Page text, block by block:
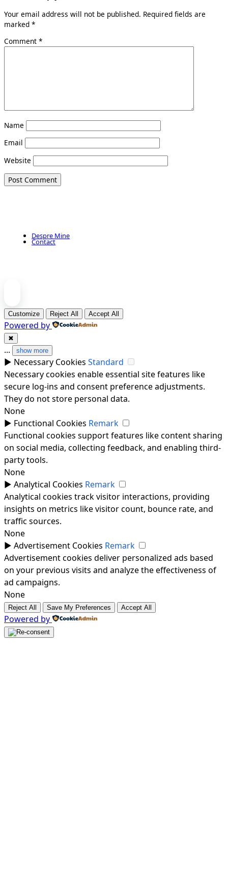
Your email address will not be published. Required fields are
marked *
Comment *
Name
Email
Website
Despre Mine
Contact
Customize Reject All Accept All
Powered by
✖
... show more
► Necessary Cookies Standard
Necessary cookies enable essential site features like
secure log-ins and consent preference adjustments.
They do not store personal data.
None
► Functional Cookies Remark
Functional cookies support features like content sharing
on social media, collecting feedback, and enabling third-
party tools.
None
► Analytical Cookies Remark
Analytical cookies track visitor interactions, providing
insights on metrics like visitor count, bounce rate, and
traffic sources.
None
► Advertisement Cookies Remark
Advertisement cookies deliver personalized ads based
on your previous visits and analyze the effectiveness of
ad campaigns.
None
Reject All Save My Preferences Accept All
Powered by